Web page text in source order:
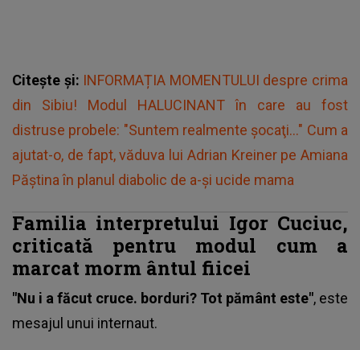
Citește și: INFORMAȚIA MOMENTULUI despre crima
din Sibiu! Modul HALUCINANT în care au fost
distruse probele: "Suntem realmente şocaţi..." Cum a
ajutat-o, de fapt, văduva lui Adrian Kreiner pe Amiana
Păștina în planul diabolic de a-şi ucide mama
Familia interpretului Igor Cuciuc,
criticată pentru modul cum a
marcat morm ântul fiicei
"Nu i a făcut cruce. borduri? Tot pământ este", este
mesajul unui internaut.